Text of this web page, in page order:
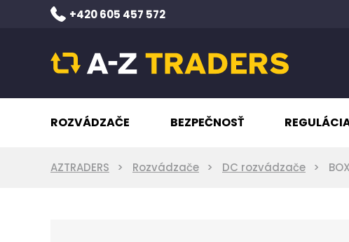
+420 605 457 572
ROZVÁDZAČE BEZPEČNOSŤ
AZTRADERS Rozvádzače DC rozvádzače